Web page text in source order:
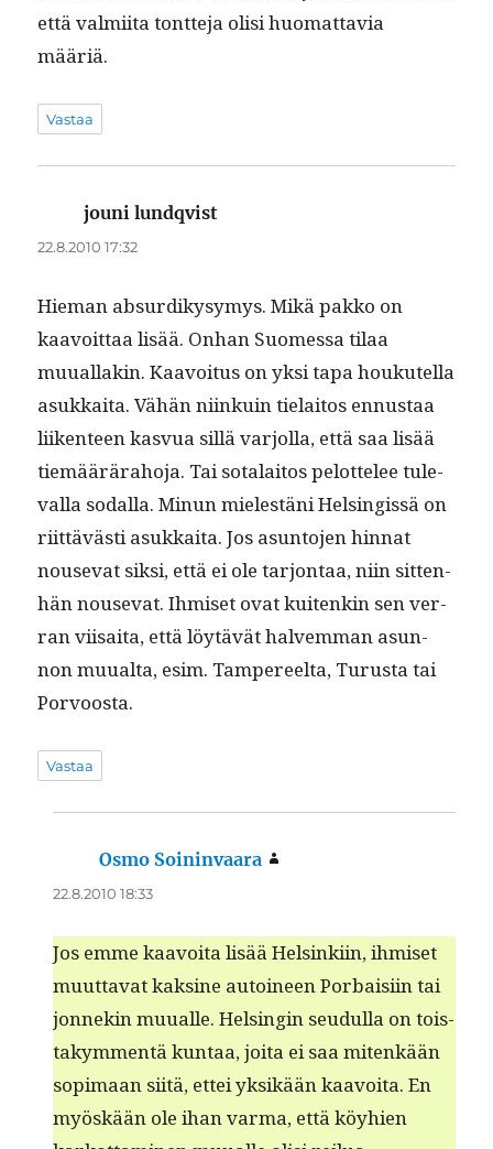
että valmi­ita tont­te­ja olisi huo­mat­tavia
määriä.
Vastaa
jouni lundqvist
22.8.2010 17:32
Hie­man absur­dikysymys. Mikä pakko on
kaavoit­taa lisää. Onhan Suomes­sa tilaa
muual­lakin. Kaavoitus on yksi tapa houkutel­la
asukkai­ta. Vähän niinkuin tielaitos ennus­taa
liiken­teen kasvua sil­lä var­jol­la, että saa lisää
tiemäärära­ho­ja. Tai sota­laitos pelot­telee tule­
val­la sodal­la. Min­un mielestäni Helsingis­sä on
riit­tävästi asukkai­ta. Jos asun­to­jen hin­nat
nou­se­vat sik­si, että ei ole tar­jon­taa, niin sit­ten­
hän nou­se­vat. Ihmiset ovat kuitenkin sen ver­
ran vii­sai­ta, että löytävät halvem­man asun­
non muual­ta, esim. Tam­pereelta, Turus­ta tai
Porvoosta.
Vastaa
Osmo Soininvaara
22.8.2010 18:33
Jos emme kaavoita lisää Helsinki­in, ihmiset
muut­ta­vat kak­sine autoi­neen Por­baisi­in tai
jon­nekin muualle. Helsin­gin seudul­la on tois­
takym­men­tä kun­taa, joi­ta ei saa mitenkään
sopi­maan siitä, ettei yksikään kaavoita. En
myöskään ole ihan var­ma, että köy­hien